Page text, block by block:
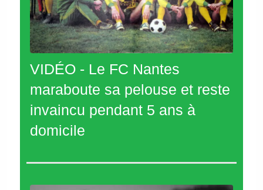
VIDÉO - Le FC Nantes
maraboute sa pelouse et reste
invaincu pendant 5 ans à
domicile